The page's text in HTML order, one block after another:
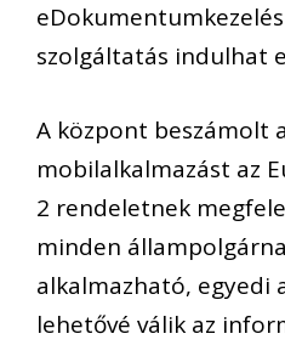
szolgáltatás indulhat
A központ beszámolt
mobilalkalmazást az
2 rendeletnek
minden
alkalmazható, egyedi
lehetővé válik az